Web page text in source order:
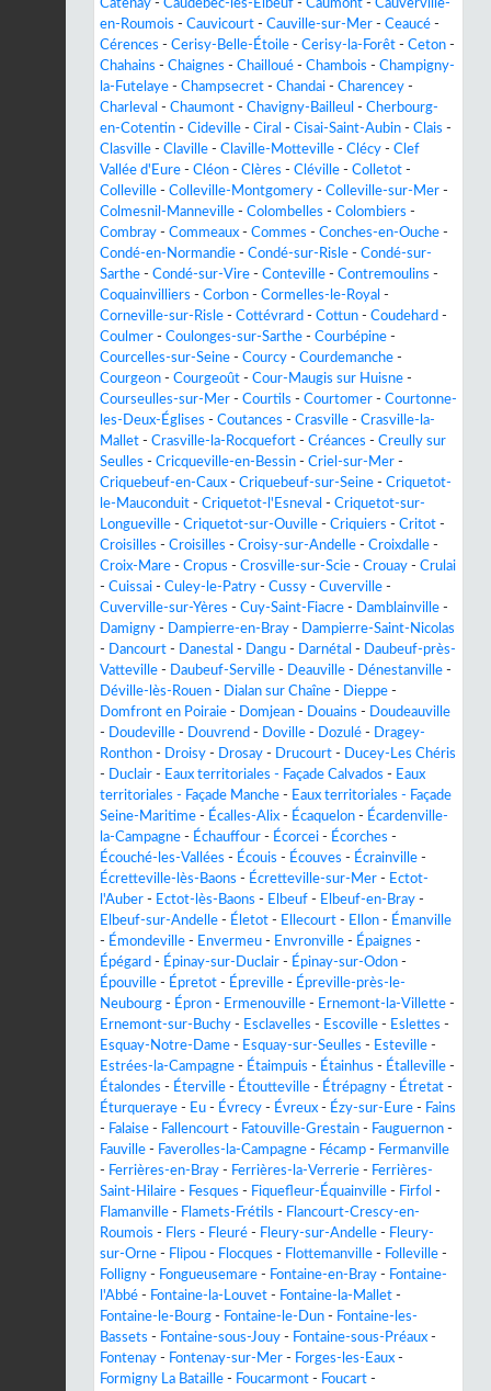
Catenay - Caudebec-lès-Elbeuf - Caumont - Cauverville-
en-Roumois - Cauvicourt - Cauville-sur-Mer - Ceaucé -
Cérences - Cerisy-Belle-Étoile - Cerisy-la-Forêt - Ceton -
Chahains - Chaignes - Chailloué - Chambois - Champigny-
la-Futelaye - Champsecret - Chandai - Charencey -
Charleval - Chaumont - Chavigny-Bailleul - Cherbourg-
en-Cotentin - Cideville - Ciral - Cisai-Saint-Aubin - Clais -
Clasville - Claville - Claville-Motteville - Clécy - Clef
Vallée d'Eure - Cléon - Clères - Cléville - Colletot -
Colleville - Colleville-Montgomery - Colleville-sur-Mer -
Colmesnil-Manneville - Colombelles - Colombiers -
Combray - Commeaux - Commes - Conches-en-Ouche -
Condé-en-Normandie - Condé-sur-Risle - Condé-sur-
Sarthe - Condé-sur-Vire - Conteville - Contremoulins -
Coquainvilliers - Corbon - Cormelles-le-Royal -
Corneville-sur-Risle - Cottévrard - Cottun - Coudehard -
Coulmer - Coulonges-sur-Sarthe - Courbépine -
Courcelles-sur-Seine - Courcy - Courdemanche -
Courgeon - Courgeoût - Cour-Maugis sur Huisne -
Courseulles-sur-Mer - Courtils - Courtomer - Courtonne-
les-Deux-Églises - Coutances - Crasville - Crasville-la-
Mallet - Crasville-la-Rocquefort - Créances - Creully sur
Seulles - Cricqueville-en-Bessin - Criel-sur-Mer -
Criquebeuf-en-Caux - Criquebeuf-sur-Seine - Criquetot-
le-Mauconduit - Criquetot-l'Esneval - Criquetot-sur-
Longueville - Criquetot-sur-Ouville - Criquiers - Critot -
Croisilles - Croisilles - Croisy-sur-Andelle - Croixdalle -
Croix-Mare - Cropus - Crosville-sur-Scie - Crouay - Crulai
- Cuissai - Culey-le-Patry - Cussy - Cuverville -
Cuverville-sur-Yères - Cuy-Saint-Fiacre - Damblainville -
Damigny - Dampierre-en-Bray -
Dampierre-Saint-Nicolas
-
Dancourt - Danestal - Dangu - Darnétal -
Daubeuf-près-
Vatteville - Daubeuf-Serville - Deauville - Dénestanville -
Déville-lès-Rouen - Dialan sur Chaîne - Dieppe -
Domfront en Poiraie - Domjean - Douains -
Doudeauville
-
Doudeville - Douvrend - Doville - Dozulé -
Dragey-
Ronthon - Droisy - Drosay - Drucourt -
Ducey-Les Chéris
-
Duclair - Eaux territoriales - Façade Calvados - Eaux
territoriales - Façade Manche - Eaux territoriales - Façade
Seine-Maritime - Écalles-Alix - Écaquelon - Écardenville-
la-Campagne - Échauffour - Écorcei - Écorches -
Écouché-les-Vallées - Écouis - Écouves - Écrainville -
Écretteville-lès-Baons - Écretteville-sur-Mer - Ectot-
l'Auber - Ectot-lès-Baons - Elbeuf - Elbeuf-en-Bray -
Elbeuf-sur-Andelle - Életot - Ellecourt - Ellon - Émanville
- Émondeville - Envermeu - Envronville - Épaignes -
Épégard - Épinay-sur-Duclair - Épinay-sur-Odon -
Épouville - Épretot - Épreville - Épreville-près-le-
Neubourg - Épron - Ermenouville - Ernemont-la-Villette -
Ernemont-sur-Buchy - Esclavelles - Escoville - Eslettes -
Esquay-Notre-Dame - Esquay-sur-Seulles - Esteville -
Estrées-la-Campagne - Étaimpuis - Étainhus - Étalleville -
Étalondes - Éterville - Étoutteville - Étrépagny - Étretat -
Éturqueraye - Eu - Évrecy - Évreux - Ézy-sur-Eure - Fains
- Falaise - Fallencourt - Fatouville-Grestain - Fauguernon -
Fauville - Faverolles-la-Campagne - Fécamp - Fermanville
- Ferrières-en-Bray - Ferrières-la-Verrerie - Ferrières-
Saint-Hilaire - Fesques - Fiquefleur-Équainville - Firfol -
Flamanville - Flamets-Frétils - Flancourt-Crescy-en-
Roumois - Flers - Fleuré - Fleury-sur-Andelle - Fleury-
sur-Orne - Flipou - Flocques - Flottemanville - Folleville -
Folligny - Fongueusemare - Fontaine-en-Bray - Fontaine-
l'Abbé - Fontaine-la-Louvet - Fontaine-la-Mallet -
Fontaine-le-Bourg - Fontaine-le-Dun - Fontaine-les-
Bassets - Fontaine-sous-Jouy - Fontaine-sous-Préaux -
Fontenay - Fontenay-sur-Mer - Forges-les-Eaux -
Formigny La Bataille - Foucarmont - Foucart -